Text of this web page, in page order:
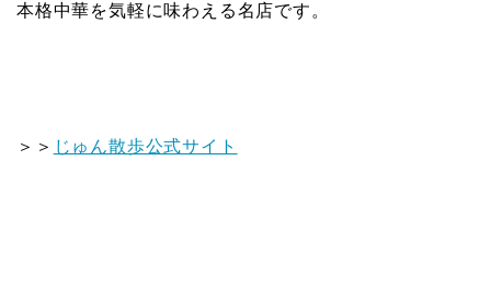
本格中華を気軽に味わえる名店です。
＞＞ じゅん散歩公式サイト